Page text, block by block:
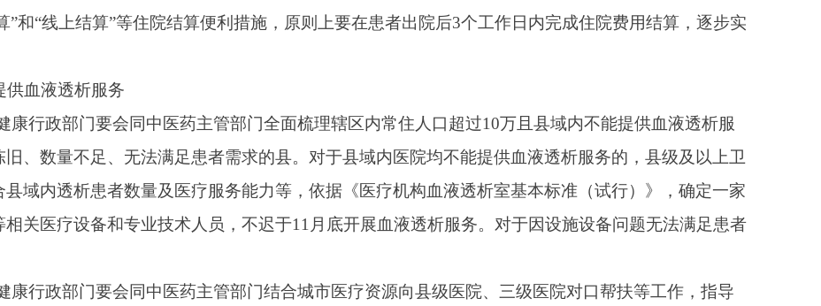
熟的血费减免信息化平台的，做好与全国血费跨省异地减免平台对接；尚没有相关信息化
作用，有效缩短受理和报销办结时限，让献血者能够获得便捷的血费减免服务。
众号、微博等多种途径，广泛宣传用血费用减免政策和线上办理流程，为献血者提供相
气特点及其对人们生活起居的影响，围绕不同时令节气期间疾病流行特点和群众关心的
健身、心理健康、慢性病、传染病防治等各领域专家召开20场以上“时令节气与健康”健康
全民健康素养提升三年行动（2024-2027年），加大优质健康科普产品供给，规范健康科